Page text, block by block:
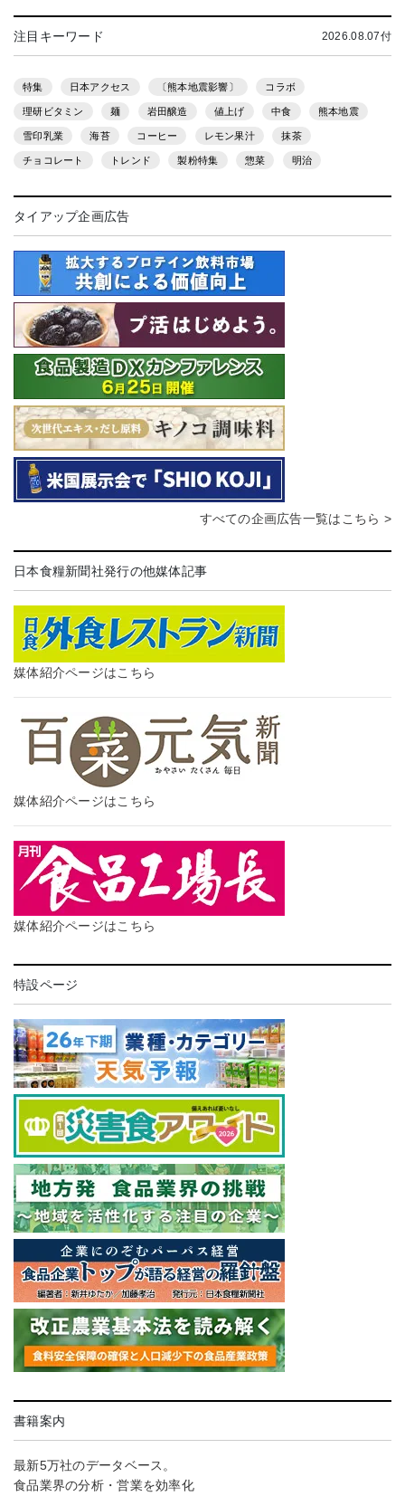
注目キーワード 2026.08.07付
特集 日本アクセス 〔熊本地震影響〕 コラボ
理研ビタミン 麺 岩田醸造 値上げ 中食 熊本地震
雪印乳業 海苔 コーヒー レモン果汁 抹茶
チョコレート トレンド 製粉特集 惣菜 明治
タイアップ企画広告
すべての企画広告一覧はこちら >
日本食糧新聞社発行の他媒体記事
媒体紹介ページはこちら
媒体紹介ページはこちら
媒体紹介ページはこちら
特設ページ
書籍案内
最新5万社のデータベース。
食品業界の分析・営業を効率化